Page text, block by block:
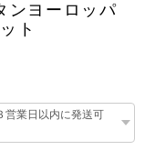
ヨーロッパ
ト